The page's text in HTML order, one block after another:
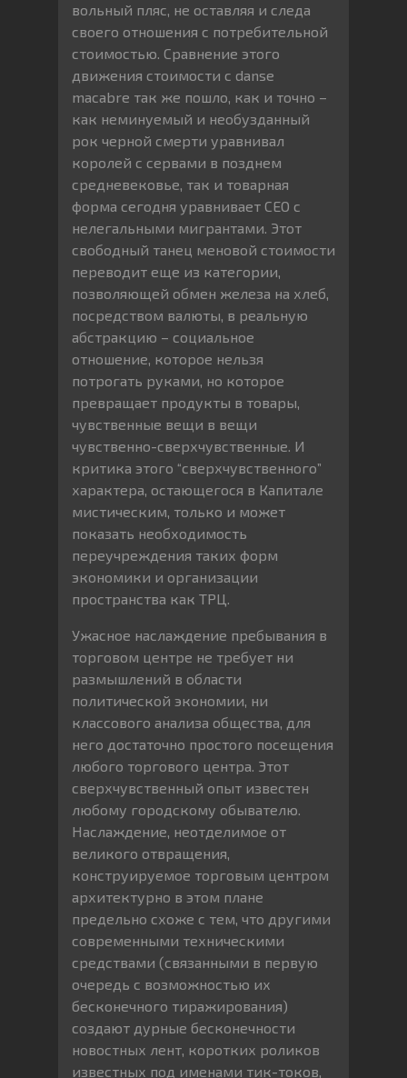
вольный пляс, не оставляя и следа
своего отношения с потребительной
стоимостью. Сравнение этого
движения стоимости с danse
macabre так же пошло, как и точно –
как неминуемый и необузданный
рок черной смерти уравнивал
королей с сервами в позднем
средневековье, так и товарная
форма сегодня уравнивает CEO с
нелегальными мигрантами. Этот
свободный танец меновой стоимости
переводит еще из категории,
позволяющей обмен железа на хлеб,
посредством валюты, в реальную
абстракцию – социальное
отношение, которое нельзя
потрогать руками, но которое
превращает продукты в товары,
чувственные вещи в вещи
чувственно-сверхчувственные. И
критика этого “сверхчувственного”
характера, остающегося в Капитале
мистическим, только и может
показать необходимость
переучреждения таких форм
экономики и организации
пространства как ТРЦ.
Ужасное наслаждение пребывания в
торговом центре не требует ни
размышлений в области
политической экономии, ни
классового анализа общества, для
него достаточно простого посещения
любого торгового центра. Этот
сверхчувственный опыт известен
любому городскому обывателю.
Наслаждение, неотделимое от
великого отвращения,
конструируемое торговым центром
архитектурно в этом плане
предельно схоже с тем, что другими
современными техническими
средствами (связанными в первую
очередь с возможностью их
бесконечного тиражирования)
создают дурные бесконечности
новостных лент, коротких роликов
известных под именами тик-токов,